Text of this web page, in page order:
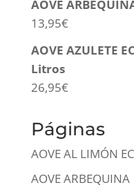
AOVE
13,95€
AOVE AZULETE
Litros
26,95€
Páginas
AOVE AL LIMÓN
AOVE ARBEQUINA